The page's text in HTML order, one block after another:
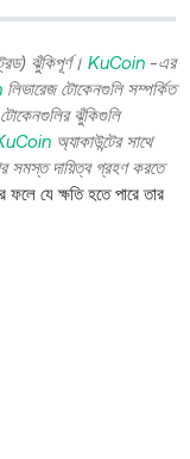
ঝুঁকিপূর্ণ। KuCoin -এর
লিভারেজ টোকেনগুলি সম্পর্কিত
ঝুঁকিগুলি
অ্যাকাউন্টের সাথে
সমস্ত দায়িত্ব গ্রহণ করতে
যে ক্ষতি হতে পারে তার